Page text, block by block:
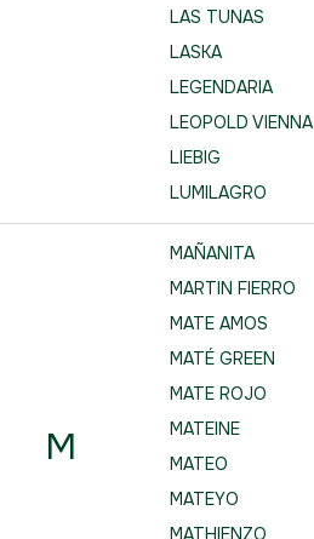
LAS TUNAS
LASKA
LEGENDARIA
LEOPOLD VIENNA
LIEBIG
LUMILAGRO
M
MAÑANITA
MARTIN FIERRO
MATE AMOS
MATÉ GREEN
MATE ROJO
MATEINE
MATEO
MATEYO
MATHIENZO